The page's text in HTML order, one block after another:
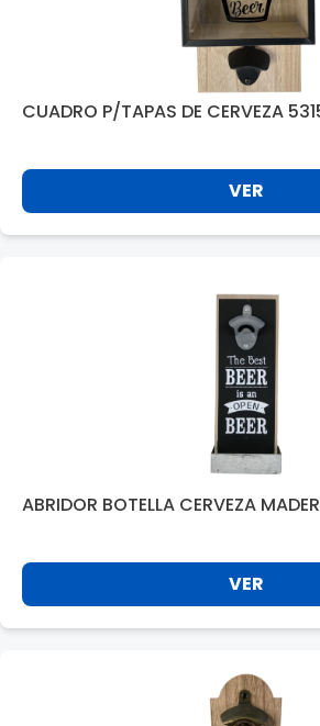
CUADRO P/TAPAS DE CERVEZA
VER
VER